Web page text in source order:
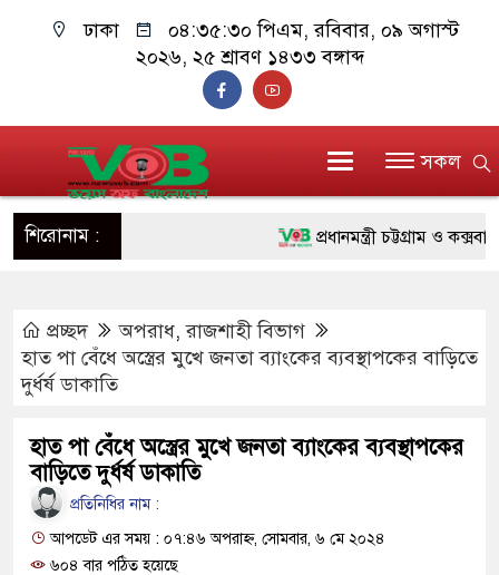
ঢাকা ০৪:৩৫:৩১ পিএম, রবিবার, ০৯ অগাস্ট
২০২৬, ২৫ শ্রাবণ ১৪৩৩ বঙ্গাব্দ
সকল
শিরোনাম : প্রধানমন্ত্রী চট্টগ্রাম ও
রিকশা
প্রচ্ছদ অপরাধ,রাজশাহী বিভাগ
হাত পা বেঁধে অস্ত্রের মুখে জনতা ব্যাংকের ব্যবস্থাপকের বাড়িতে
দুর্ধর্ষ ডাকাতি
হাত পা বেঁধে অস্ত্রের মুখে জনতা ব্যাংকের ব্যবস্থাপকের
বাড়িতে দুর্ধর্ষ ডাকাতি
প্রতিনিধির নাম :
আপডেট এর সময় : ০৭:৪৬ অপরাহ্ন, সোমবার, ৬ মে ২০২৪
৬০৪ বার পঠিত হয়েছে